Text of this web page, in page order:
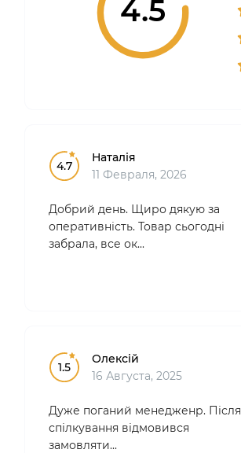
4.5
4.7
Наталія
11 Февраля, 2026
Добрий день. Щиро дякую за
оперативність. Товар сьогодні
забрала, все ок...
1.5
Олексій
16 Августа, 2025
Дуже поганий менедженр. Після
спілкування відмовився
замовляти...